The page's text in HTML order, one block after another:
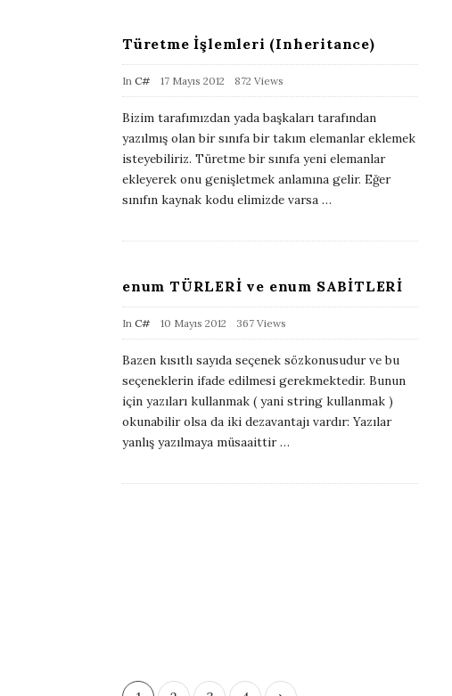
t
e
Türetme İşlemleri (Inheritance)
In C#
P
i
s
e
17 Mayıs 2012 872 Views
Bizim tarafımızdan yada başkaları tarafından
yazılmış olan bir sınıfa bir takım elemanlar eklemek
isteyebiliriz. Türetme bir sınıfa yeni elemanlar
ekleyerek onu genişletmek anlamına gelir. Eğer
sınıfın kaynak kodu elimizde varsa …
enum TÜRLERİ ve enum SABİTLERİ
In C#
P
i
s
10 Mayıs 2012 367 Views
Bazen kısıtlı sayıda seçenek sözkonusudur ve bu
seçeneklerin ifade edilmesi gerekmektedir. Bunun
için yazıları kullanmak ( yani string kullanmak )
okunabilir olsa da iki dezavantajı vardır: Yazılar
yanlış yazılmaya müsaaittir…